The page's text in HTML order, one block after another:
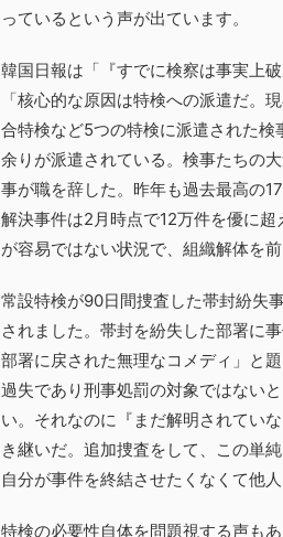
っているという声が出ています。
韓国日報は「『すでに検察は事実上
「核心的な原因は特検への派遣だ。
合特検など5つの特検に派遣された
余りが派遣されている。検事たちの
事が職を辞した。昨年も過去最高の
解決事件は2月時点で12万件を優に
が容易ではない状況で、組織解体を
常設特検が90日間捜査した帯封紛失
されました。帯封を紛失した部署に
部署に戻された無理なコメディ」と
過失であり刑事処罰の対象ではない
い。それなのに『まだ解明されてい
き継いだ。追加捜査をして、この単
自分が事件を終結させたくなくて他
特検の必要性自体を問題視する声も